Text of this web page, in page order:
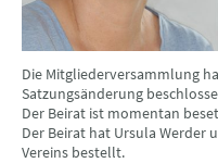
Die Mitgliederversammlung
Satzungsänderung
Der Beirat ist momentan
Der Beirat hat Ursula Werder
Vereins bestellt.